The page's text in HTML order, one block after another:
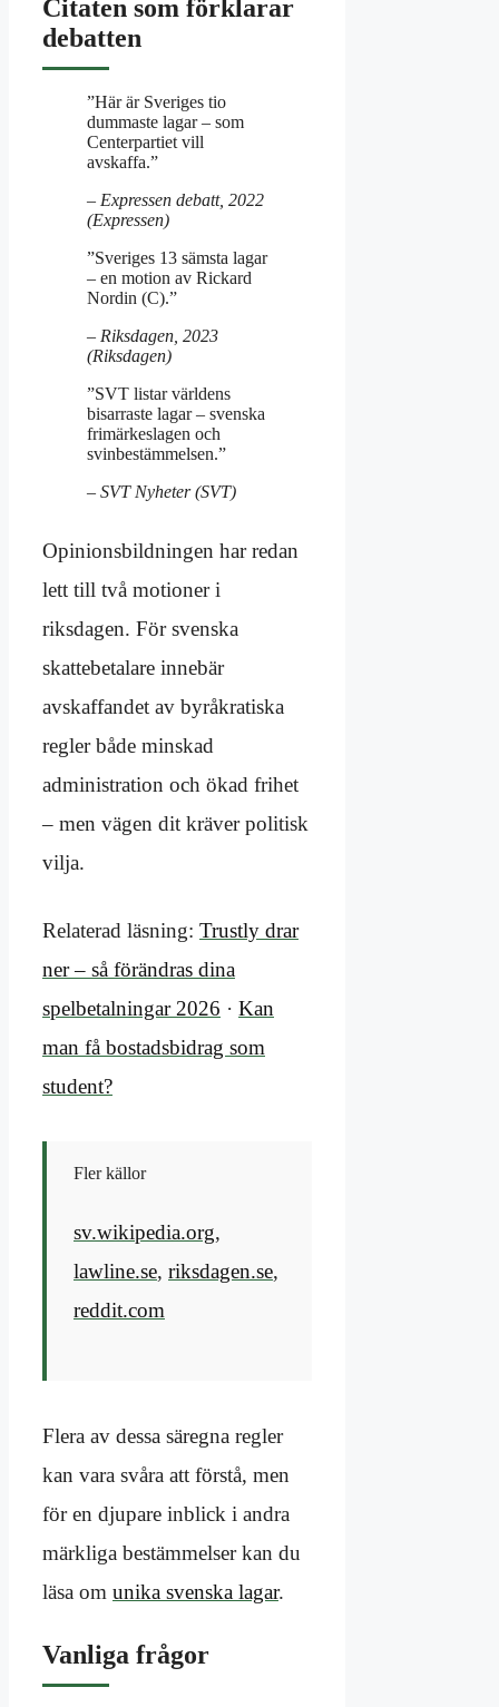
Citaten som förklarar
debatten
”Här är Sveriges tio
dummaste lagar – som
Centerpartiet vill
avskaffa.”
– Expressen debatt, 2022
(Expressen)
”Sveriges 13 sämsta lagar
– en motion av Rickard
Nordin (C).”
– Riksdagen, 2023
(Riksdagen)
”SVT listar världens
bisarraste lagar – svenska
frimärkeslagen och
svinbestämmelsen.”
– SVT Nyheter (SVT)
Opinionsbildningen har redan
lett till två motioner i
riksdagen. För svenska
skattebetalare innebär
avskaffandet av byråkratiska
regler både minskad
administration och ökad frihet
– men vägen dit kräver politisk
vilja.
Relaterad läsning: Trustly drar
ner – så förändras dina
spelbetalningar 2026 · Kan
man få bostadsbidrag som
student?
Fler källor
sv.wikipedia.org,
lawline.se, riksdagen.se,
reddit.com
Flera av dessa säregna regler
kan vara svåra att förstå, men
för en djupare inblick i andra
märkliga bestämmelser kan du
läsa om unika svenska lagar.
Vanliga frågor